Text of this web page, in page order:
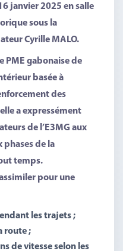
janvier 2025 en salle
sous la
Cyrille MALO.
PME gabonaise de
basée à
des
a expressément
de l’E3MG aux
phases de la
temps.
pour une
les trajets ;
route ;
de vitesse selon les